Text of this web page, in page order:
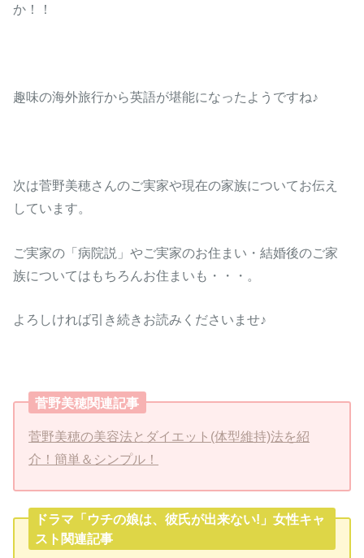
か！！
趣味の海外旅行から英語が堪能になったようですね♪
次は菅野美穂さんのご実家や現在の家族についてお伝え
しています。
ご実家の「病院説」やご実家のお住まい・結婚後のご家
族についてはもちろんお住まいも・・・。
よろしければ引き続きお読みくださいませ♪
菅野美穂関連記事
菅野美穂の美容法とダイエット(体型維持)法を紹
介！簡単＆シンプル！
ドラマ「ウチの娘は、彼氏が出来ない!」女性キャ
スト関連記事